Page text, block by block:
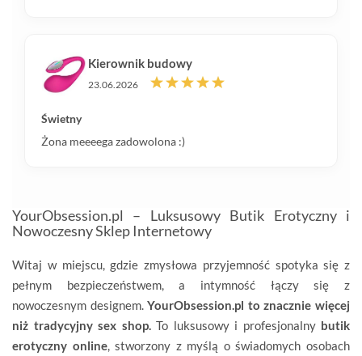
Kierownik budowy
23.06.2026
Świetny
Żona meeeega zadowolona :)
YourObsession.pl – Luksusowy Butik Erotyczny i
Nowoczesny Sklep Internetowy
Witaj w miejscu, gdzie zmysłowa przyjemność spotyka się z
pełnym bezpieczeństwem, a intymność łączy się z
nowoczesnym designem.YourObsession.pl to znacznie więcej
niż tradycyjny sex shop.To luksusowy i profesjonalny butik
erotyczny online, stworzony z myślą o świadomych osobach